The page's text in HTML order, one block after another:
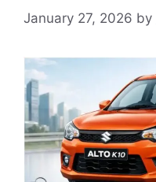
January 27, 2026 by